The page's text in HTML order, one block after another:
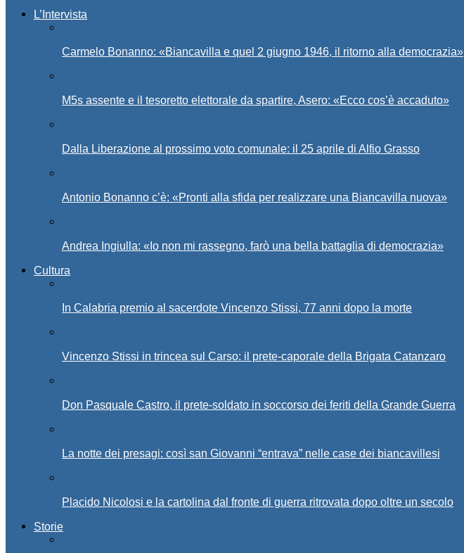
L’Intervista
Carmelo Bonanno: «Biancavilla e quel 2 giugno 1946, il ritorno alla democrazia»
M5s assente e il tesoretto elettorale da spartire, Asero: «Ecco cos’è accaduto»
Dalla Liberazione al prossimo voto comunale: il 25 aprile di Alfio Grasso
Antonio Bonanno c’è: «Pronti alla sfida per realizzare una Biancavilla nuova»
Andrea Ingiulla: «Io non mi rassegno, farò una bella battaglia di democrazia»
Cultura
In Calabria premio al sacerdote Vincenzo Stissi, 77 anni dopo la morte
Vincenzo Stissi in trincea sul Carso: il prete-caporale della Brigata Catanzaro
Don Pasquale Castro, il prete-soldato in soccorso dei feriti della Grande Guerra
La notte dei presagi: così san Giovanni “entrava” nelle case dei biancavillesi
Placido Nicolosi e la cartolina dal fronte di guerra ritrovata dopo oltre un secolo
Storie